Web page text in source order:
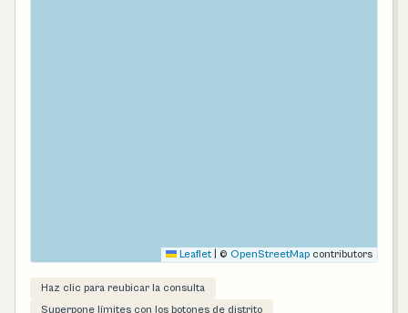
Leaflet © OpenStreetMap contributors
Haz clic para reubicar la consulta
Superpone límites con los botones de distrito